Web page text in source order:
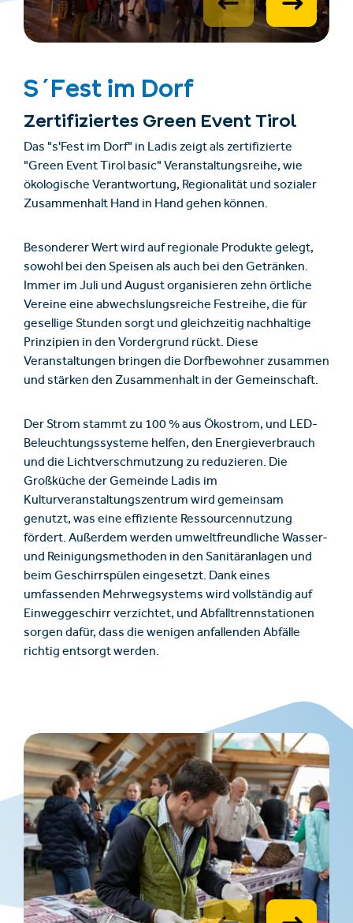
S´Fest im Dorf
Zertifiziertes Green Event Tirol
Das "s'Fest im Dorf" in Ladis zeigt als zertifizierte
"Green Event Tirol basic" Veranstaltungsreihe, wie
ökologische Verantwortung, Regionalität und sozialer
Zusammenhalt Hand in Hand gehen können.
Besonderer Wert wird auf regionale Produkte gelegt,
sowohl bei den Speisen als auch bei den Getränken.
Immer im Juli und August organisieren zehn örtliche
Vereine eine abwechslungsreiche Festreihe, die für
gesellige Stunden sorgt und gleichzeitig nachhaltige
Prinzipien in den Vordergrund rückt. Diese
Veranstaltungen bringen die Dorfbewohner zusammen
und stärken den Zusammenhalt in der Gemeinschaft.
Der Strom stammt zu 100 % aus Ökostrom, und LED-
Beleuchtungssysteme helfen, den Energieverbrauch
und die Lichtverschmutzung zu reduzieren. Die
Großküche der Gemeinde Ladis im
Kulturveranstaltungszentrum wird gemeinsam
genutzt, was eine effiziente Ressourcennutzung
fördert. Außerdem werden umweltfreundliche Wasser-
und Reinigungsmethoden in den Sanitäranlagen und
beim Geschirrspülen eingesetzt. Dank eines
umfassenden Mehrwegsystems wird vollständig auf
Einweggeschirr verzichtet, und Abfalltrennstationen
sorgen dafür, dass die wenigen anfallenden Abfälle
richtig entsorgt werden.